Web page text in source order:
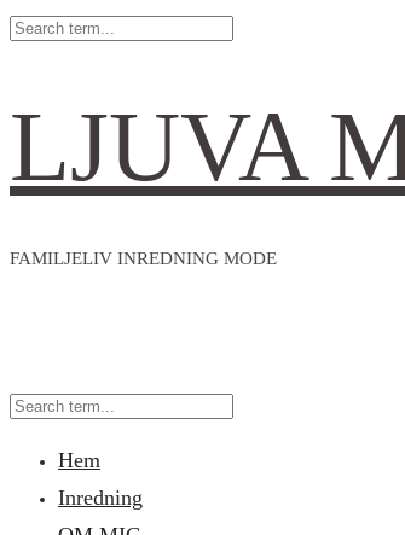
LJUVA
FAMILJELIV INREDNING MODE
Hem
Inredning